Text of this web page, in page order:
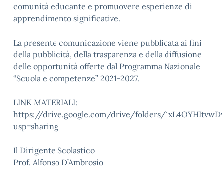
comunità educante e promuovere esperienze di
apprendimento significative.
La presente comunicazione viene pubblicata ai fini
della pubblicità, della trasparenza e della diffusione
delle opportunità offerte dal Programma Nazionale
“Scuola e competenze” 2021-2027.
LINK MATERIALI:
https://drive.google.com/drive/folders/
usp=sharing
Il Dirigente Scolastico
Prof. Alfonso D’Ambrosio